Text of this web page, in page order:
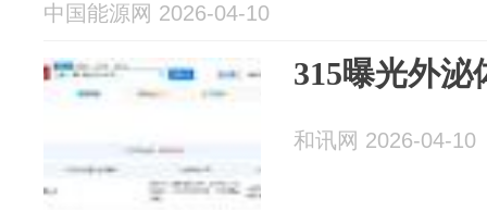
中国能源网 2026-04-10
315曝光外泌
和讯网 2026-04-10